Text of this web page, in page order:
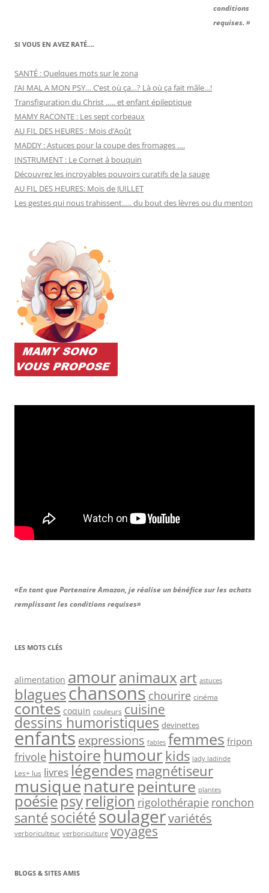
conditions
requises. »
SI VOUS EN AVEZ RATÉ….
SANTÉ : Quelques mots sur le zona
J’AI MAL A MON PSY… C’est où ça…? Là où ça fait mâle…!
Transfiguration du Christ ….. et enfant épileptique
MAMY RACONTE : Les sept corbeaux
AU FIL DES HEURES : Mois d’Août
MADDY : Astuces pour la coupe des fromages ….
INSTRUMENT : Le Cornet à bouquin
Découvrez les incroyables pouvoirs curatifs de la sauge
AU FIL DES HEURES: Mois de JUILLET
Les gestes qui nous trahissent….. du bout des lèvres ou du menton
«En tant que Partenaire Amazon, je réalise un bénéfice sur les achats
remplissant les conditions requises»
LES MOTS CLÉS
alimentation amouranimaux art astuces
blagueschansons chourire cinéma
contes coquin couleurs cuisine
dessins humoristiques devinettes
enfantsexpressions fables femmes fripon
frivole histoire humour kids lady ladinde
Les+ lus livreslégendes magnétiseur
musiquenature peinture plantes
poésiepsyreligion rigolothérapie ronchon
santésociétésoulagervariétés
verboriculteur verboriculture voyages
BLOGS & SITES AMIS